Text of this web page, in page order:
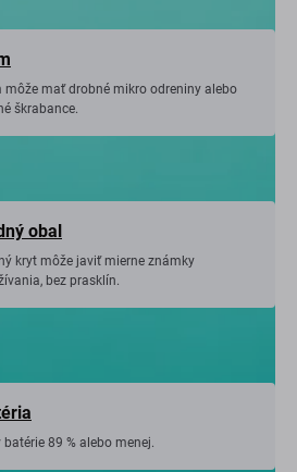
môže mať drobné mikro odreniny alebo
škrabance.
obal
kryt môže javiť mierne známky
bez prasklín.
batérie 89 % alebo menej.